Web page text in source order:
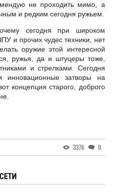
не проходить мимо, а
и редким сегодня ружьем.
сегодня при широком
и прочих чудес техники, нет
оружие этой интересной
ружья, да и штуцеры тоже,
и стрелками. Сегодня
инновационные затворы на
концепция старого, доброго
3376 0